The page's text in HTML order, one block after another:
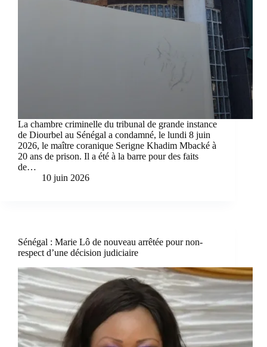
La chambre criminelle du tribunal de grande instance
de Diourbel au Sénégal a condamné, le lundi 8 juin
2026, le maître coranique Serigne Khadim Mbacké à
20 ans de prison. Il a été à la barre pour des faits
de…
10 juin 2026
Sénégal : Marie Lô de nouveau arrêtée pour non-
respect d’une décision judiciaire